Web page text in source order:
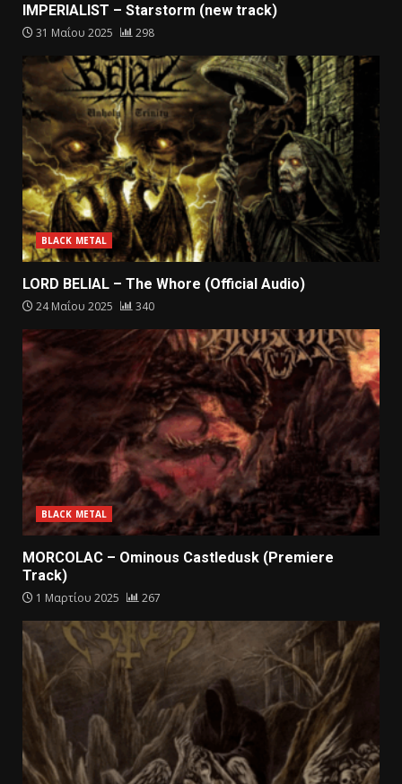
IMPERIALIST – Starstorm (new track)
31 Μαΐου 2025 298
BLACK METAL
LORD BELIAL – The Whore (Official Audio)
24 Μαΐου 2025 340
BLACK METAL
MORCOLAC – Ominous Castledusk (Premiere
Track)
1 Μαρτίου 2025 267